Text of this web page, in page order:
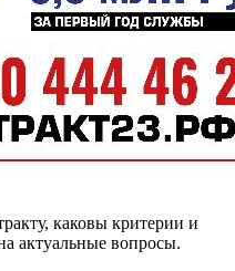
каковы критерии и
актуальные вопросы.